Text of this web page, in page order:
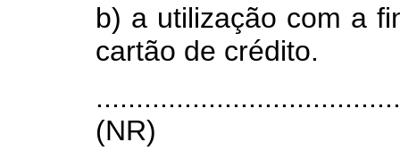
b) a utilização com a
cartão de crédito.
(NR)